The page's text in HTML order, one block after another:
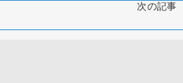
次の記事